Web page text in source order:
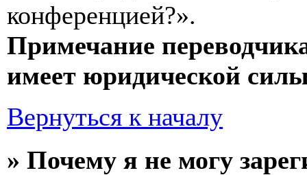
конференцией?».
Примечание
имеет юридической
Вернуться к началу
» Почему я не могу